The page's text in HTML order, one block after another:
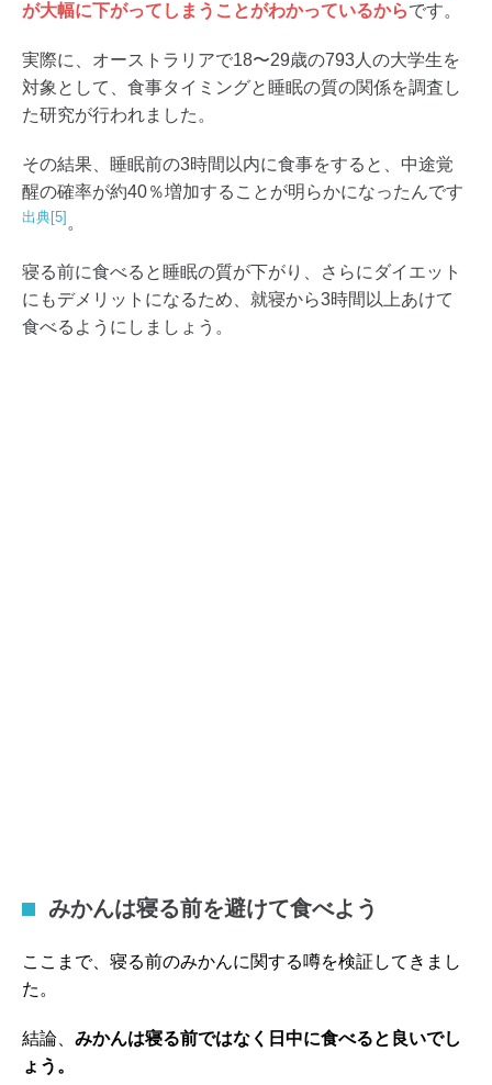
が大幅に下がってしまうことがわかっているからです。
実際に、オーストラリアで18〜29歳の793人の大学生を
対象として、食事タイミングと睡眠の質の関係を調査し
た研究が行われました。
その結果、睡眠前の3時間以内に食事をすると、中途覚
醒の確率が約40％増加することが明らかになったんです
出典[5] 。
寝る前に食べると睡眠の質が下がり、さらにダイエット
にもデメリットになるため、就寝から3時間以上あけて
食べるようにしましょう。
みかんは寝る前を避けて食べよう
ここまで、寝る前のみかんに関する噂を検証してきまし
た。
結論、 みかんは寝る前ではなく日中に食べると良いでし
ょう。